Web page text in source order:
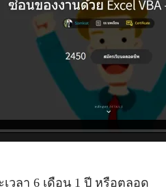
วลา 6 เดือน 1 ปี หรือตลอด